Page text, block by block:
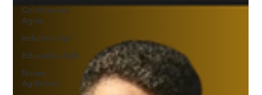
Celebracoes
Ageis
Industria Agil
Educação Ágil
Neuro
Agilidade